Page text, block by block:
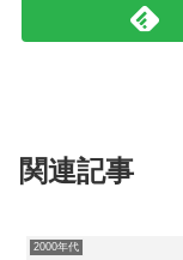
関連記事
2000年代